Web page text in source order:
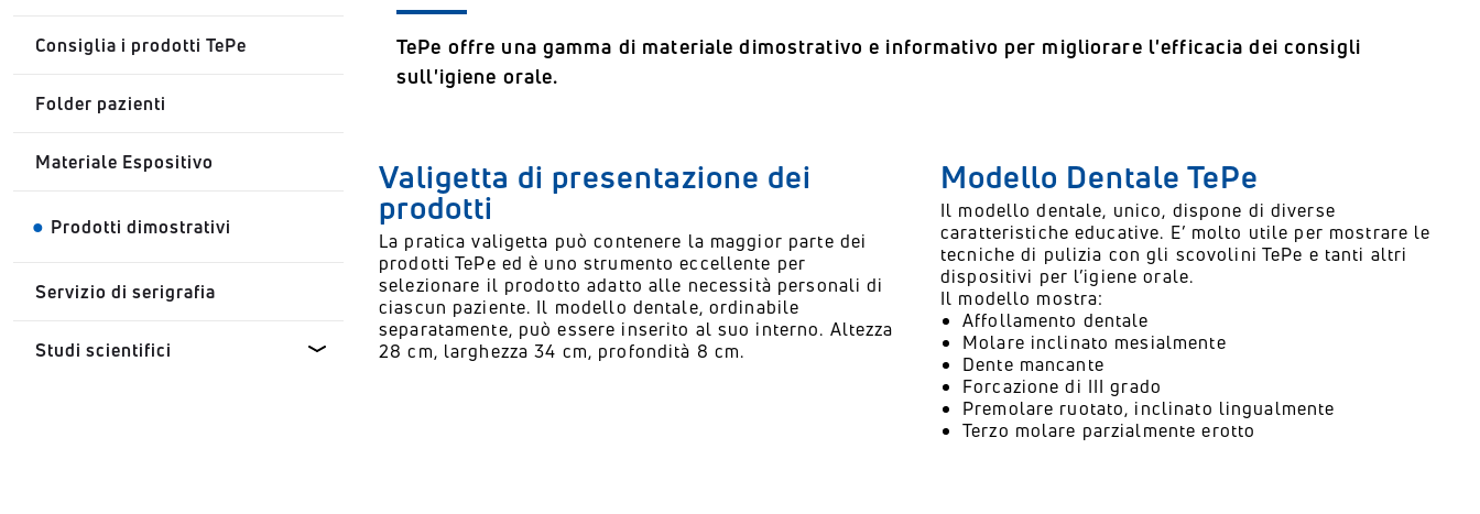
Simply Science - Diabete e
fiducia nei trattamenti
nei bambini
Consiglia i prodotti TePe
Folder pazienti
Materiale Espositivo
Prodotti dimostrativi
Servizio di serigrafia
Studi scientifici
TePe offre una gamma di materiale dimostrativo e informativo per migliorare l'efficacia dei consigli
sull'igiene orale.
Valigetta di presentazione dei
prodotti
La pratica valigetta può contenere la maggior parte dei
prodotti TePe ed è uno strumento eccellente per
selezionare il prodotto adatto alle necessità personali di
ciascun paziente. Il modello dentale, ordinabile
separatamente, può essere inserito al suo interno. Altezza
28 cm, larghezza 34 cm, profondità 8 cm.
Modello Dentale TePe
Il modello dentale, unico, dispone di diverse
caratteristiche educative. E’ molto utile per mostrare le
tecniche di pulizia con gli scovolini TePe e tanti altri
dispositivi per l’igiene orale.
Il modello mostra:
Affollamento dentale
Molare inclinato mesialmente
Dente mancante
Forcazione di III grado
Premolare ruotato, inclinato lingualmente
Terzo molare parzialmente erotto